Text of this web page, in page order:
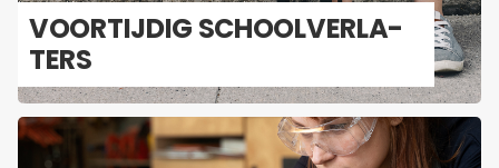
VOOR­TIJ­DIG SCHOOL­VER­LA­
TERS